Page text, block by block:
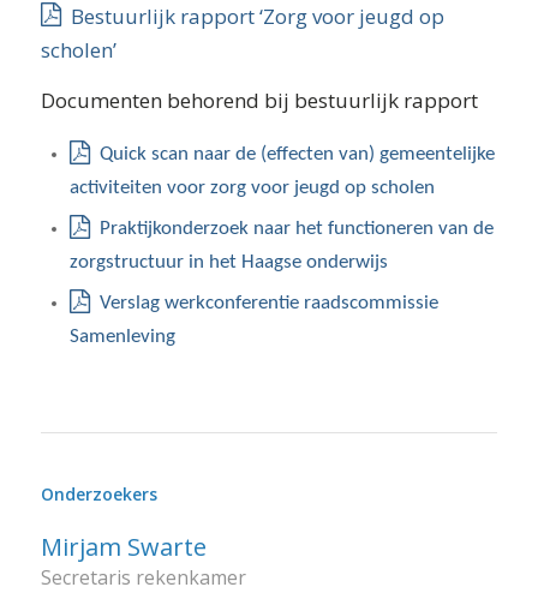
Bestuurlijk rapport ‘Zorg voor jeugd op
scholen’
Documenten behorend bij bestuurlijk rapport
Quick scan naar de (effecten van) gemeentelijke
activiteiten voor zorg voor jeugd op scholen
Praktijkonderzoek naar het functioneren van de
zorgstructuur in het Haagse onderwijs
Verslag werkconferentie raadscommissie
Samenleving
Onderzoekers
Mirjam Swarte
Secretaris rekenkamer